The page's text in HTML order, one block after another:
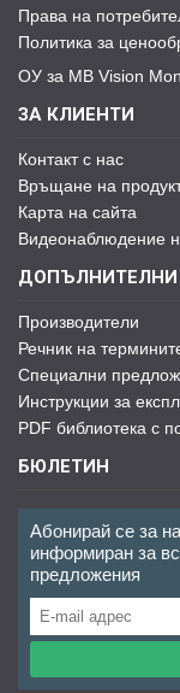
Права на
Политика за
ОУ за MB Vision
ЗА КЛИЕНТИ
Контакт с нас
Връщане на
Карта на сайта
Видеонаблюдение
ДОПЪЛНИТЕЛНИ
Производители
Речник на
Специални
Инструкции за
PDF библиотека с
БЮЛЕТИН
Абонирай се за
информиран за
предложения